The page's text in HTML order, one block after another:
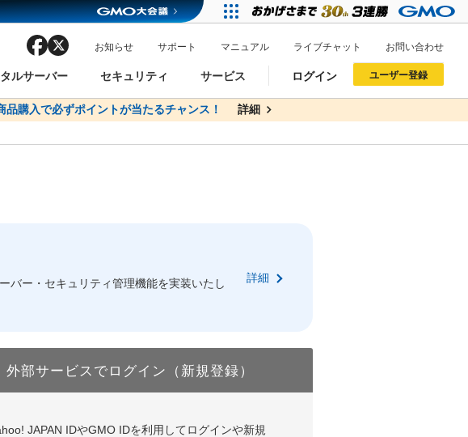
検索
ルサーバー セキュリティ サービス
インAPI
facebook お知らせ サポート マニュアル ライブチャット お問い合わせ
ログイン
One レンタルサーバーを含む最新の機能を使う方
以下でもログイン可能
ユーザー登録
One レンタルサーバーを含む最新の機能を使う方
以下でも登録可能
購入で必ずポイントが当たるチャンス！ 詳細
サーバー料金1年間無料 詳細
バー・セキュリティ管理機能を実装いたし
詳細
外部サービスでログイン（新規登録）
JAPAN IDやGMO IDを利用してログインや新規